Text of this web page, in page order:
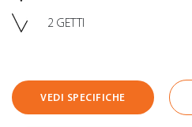
2 GETTI
VEDI SPECIFICHE